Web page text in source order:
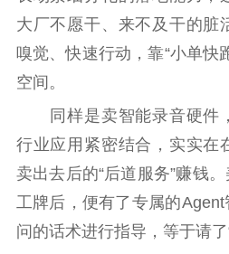
大厂不愿干、来不及干的脏
嗅觉、快速行动，靠“小单快
空间。
同样是卖智能录音硬件
行业应用紧密结合，实实在
卖出去后的“后道服务”赚钱
工牌后，便有了专属的
问的话术进行指导，等于请了“